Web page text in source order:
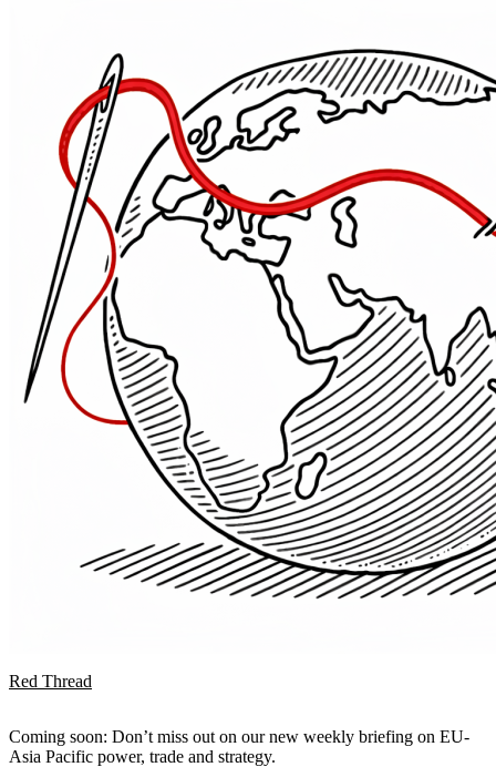
Red Thread
Coming soon: Don’t miss out on our new weekly briefing on EU-
Asia Pacific power, trade and strategy.